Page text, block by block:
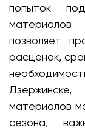
попыток
позволяет
расценок,
материалов
сезона,